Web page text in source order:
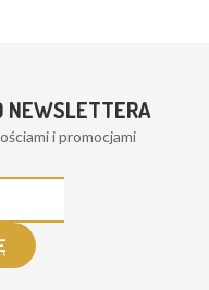
NEWSLETTERA
i promocjami